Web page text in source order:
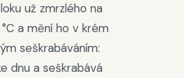
už zmrzlého na
a mění ho v krém
seškrabáváním:
dnu a seškrabává